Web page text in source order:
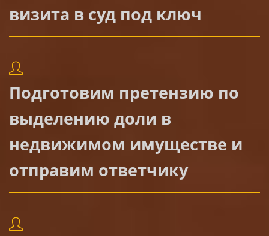
визита в суд под ключ
Подготовим претензию по
выделению доли в
недвижимом имуществе и
отправим ответчику